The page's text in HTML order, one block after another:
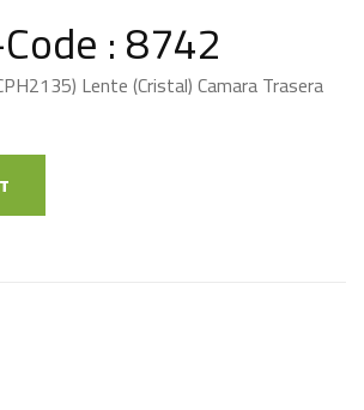
: 8742
Lente (Cristal) Camara Trasera